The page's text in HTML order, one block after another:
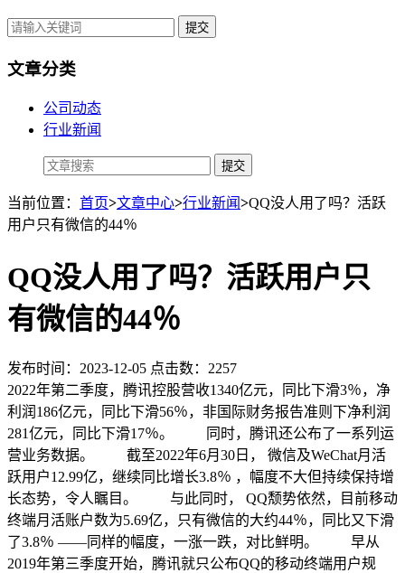
提交
文章分类
公司动态
行业新闻
当前位置： 首页>文章中心>行业新闻>QQ没人用了吗？活跃
用户只有微信的44％
QQ没人用了吗？活跃用户只
有微信的44％
发布时间：2023-12-05 点击数：2257
2022年第二季度，腾讯控股营收1340亿元，同比下滑3％，净
利润186亿元，同比下滑56％，非国际财务报告准则下净利润
281亿元，同比下滑17％。 同时，腾讯还公布了一系列运
营业务数据。 截至2022年6月30日， 微信及WeChat月活
跃用户12.99亿，继续同比增长3.8％ ，幅度不大但持续保持增
长态势，令人瞩目。 与此同时， QQ颓势依然，目前移动
终端月活账户数为5.69亿，只有微信的大约44％，同比又下滑
了3.8％ ——同样的幅度，一涨一跌，对比鲜明。 早从
2019年第三季度开始，腾讯就只公布QQ的移动终端用户规